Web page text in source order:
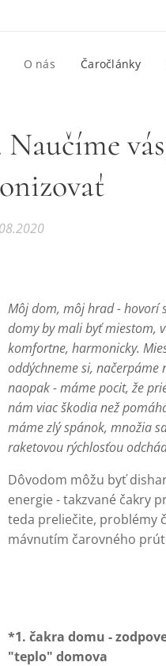
O nás Čaročlánky
Môj dom, môj hrad - hovorí
domy by mali byť miestom,
komfortne, harmonicky.
oddýchneme si, načerpáme
naopak - máme pocit, že
nám viac škodia než
máme zlý spánok, množia
raketovou rýchlosťou
Dôvodom môžu byť
energie - takzvané čakry
teda preliečite, problémy
mávnutím čarovného
*1. čakra domu -
"teplo" domova